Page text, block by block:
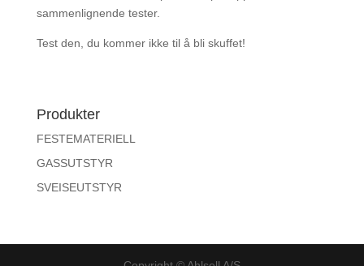
sammenlignende tester.
Test den, du kommer ikke til å bli skuffet!
Produkter
FESTEMATERIELL
GASSUTSTYR
SVEISEUTSTYR